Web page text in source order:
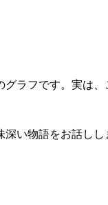
ラフです。実は
い物語をお話しし